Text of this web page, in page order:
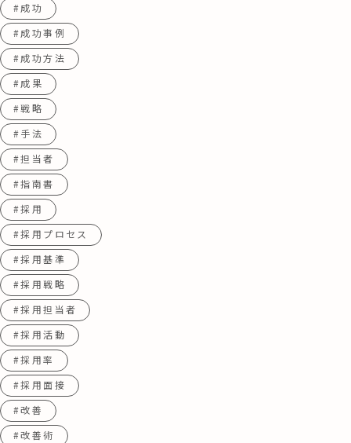
#成功
#成功事例
#成功方法
#成果
#戦略
#手法
#担当者
#指南書
#採用
#採用プロセス
#採用基準
#採用戦略
#採用担当者
#採用活動
#採用率
#採用面接
#改善
#改善術